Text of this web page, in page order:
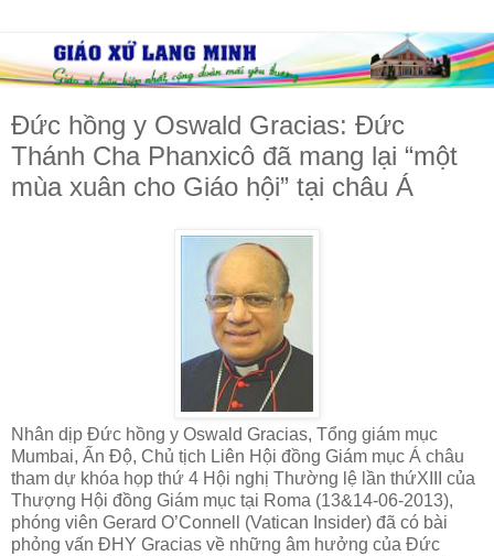
Đức hồng y Oswald Gracias: Đức
Thánh Cha Phanxicô đã mang lại “một
mùa xuân cho Giáo hội” tại châu Á
Nhân dịp Đức hồng y Oswald Gracias, Tổng giám mục
Mumbai, Ấn Độ, Chủ tịch Liên Hội đồng Giám mục Á châu
tham dự khóa họp thứ 4 Hội nghị Thường lệ lần thứXIII của
Thượng Hội đồng Giám mục tại Roma (13&14-06-2013),
phóng viên Gerard O’Connell (Vatican Insider) đã có bài
phỏng vấn ĐHY Gracias về những âm hưởng của Đức